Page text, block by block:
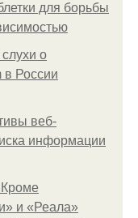
для борьбы
о
в России
веб-
информации
и «Реала»